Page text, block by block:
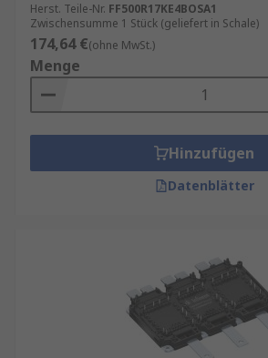
Herst. Teile-Nr. FF500R17KE4BOSA1
Zwischensumme 1 Stück (geliefert in Schale)
174,64 €(ohne MwSt.)
Menge
Hinzufügen
Datenblätter